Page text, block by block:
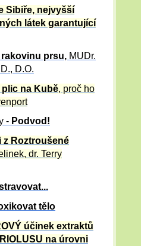
Sibiře, nejvyšší
látek garantující
prsu, MUDr.
D.O.
na Kubě, proč ho
- Podvod!
z Roztroušené
dr. Terry
tělo
účinek extraktů
na úrovni